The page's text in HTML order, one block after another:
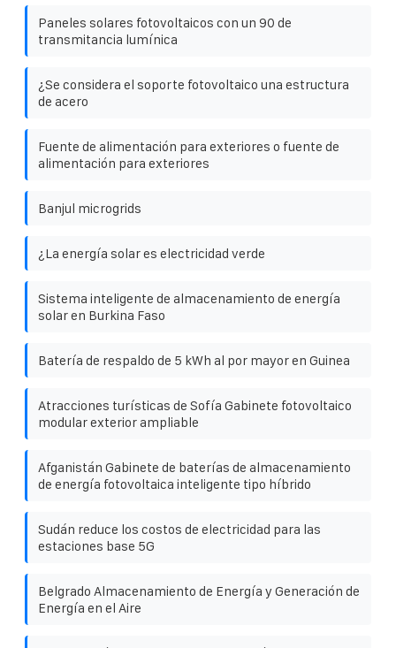
Paneles solares fotovoltaicos con un 90 de
transmitancia lumínica
¿Se considera el soporte fotovoltaico una estructura
de acero
Fuente de alimentación para exteriores o fuente de
alimentación para exteriores
Banjul microgrids
¿La energía solar es electricidad verde
Sistema inteligente de almacenamiento de energía
solar en Burkina Faso
Batería de respaldo de 5 kWh al por mayor en Guinea
Atracciones turísticas de Sofía Gabinete fotovoltaico
modular exterior ampliable
Afganistán Gabinete de baterías de almacenamiento
de energía fotovoltaica inteligente tipo híbrido
Sudán reduce los costos de electricidad para las
estaciones base 5G
Belgrado Almacenamiento de Energía y Generación de
Energía en el Aire